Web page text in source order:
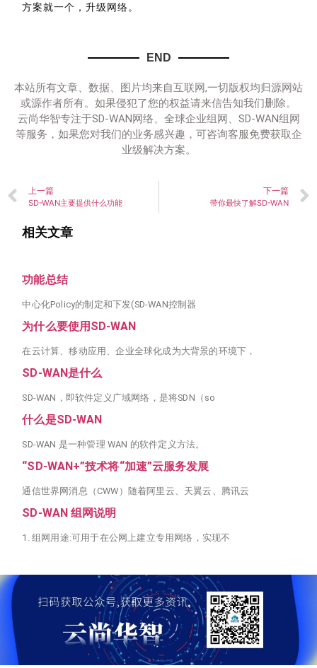
方案就一个，升级网络。
END
本站所有文章、数据、图片均来自互联网,一切版权均归源网站
或源作者所有。如果侵犯了您的权益请来信告知我们删除。
云尚华智专注于SD-WAN网络、全球企业组网、SD-WAN组网
等服务，如果您对我们的业务感兴趣，可咨询客服免费获取企
业级解决方案。
上一篇
SD-WAN主要提供什么功能
下一篇
带你最快了解SD-WAN
相关文章
功能总结
中心化Policy的制定和下发(SD-WAN控制器
为什么要使用SD-WAN
在云计算、移动应用、企业全球化成为大背景的环境下，
SD-WAN是什么
SD-WAN，即软件定义广域网络，是将SDN（so
什么是SD-WAN
SD-WAN 是一种管理 WAN 的软件定义方法。
“SD-WAN+”技术将“加速”云服务发展
通信世界网消息（CWW）随着阿里云、天翼云、腾讯云
SD-WAN 组网说明
1. 组网用途:可用于在公网上建立专用网络，实现不